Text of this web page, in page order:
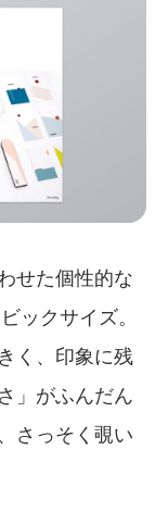
せた個性的な
ックサイズ。
く、印象に残
」がふんだん
さっそく覗い